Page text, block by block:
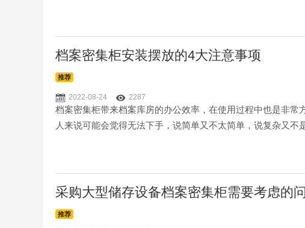
档案密集柜安装摆放的4大注意事项
推荐
2022-08-24 2287
档案密集柜带来档案库房的办公效率，在使用过程中也是非
人来说可能会觉得无法下手，说简单又不太简单，说复杂又
采购大型储存设备档案密集柜需要考虑的
推荐